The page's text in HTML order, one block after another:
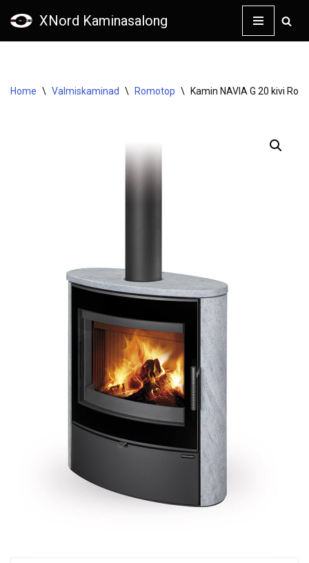
XNord Kaminasalong
Home \ Valmiskaminad \ Romotop \ Kamin NAVIA G 20 kivi